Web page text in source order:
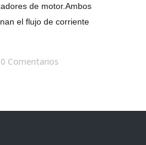
de motor.Ambos
el flujo de corriente
0 Comentarios